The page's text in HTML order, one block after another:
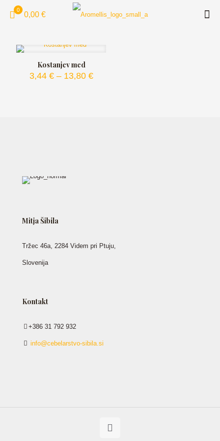
0
0,00 €
Kostanjev med
3,44 € – 13,80 €Cenovni
Mitja Šibila
Tržec 46a, 2284 Videm pri Ptuju,
Slovenija
Kontakt
+386 31 792 932
info@cebelarstvo-sibila.si